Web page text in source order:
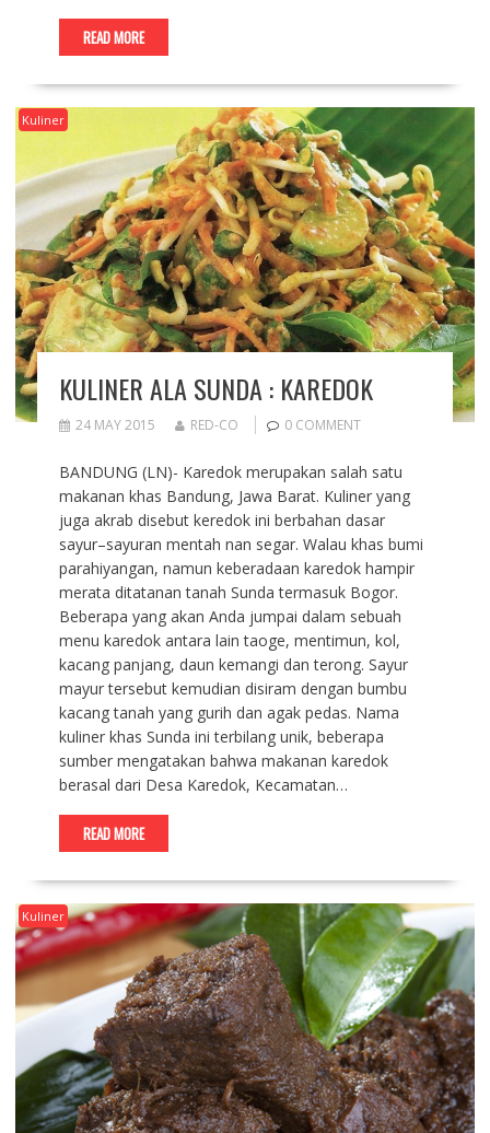
READ MORE
Kuliner
KULINER ALA SUNDA : KAREDOK
24 MAY 2015 RED-CO 0 COMMENT
BANDUNG (LN)- Karedok merupakan salah satu
makanan khas Bandung, Jawa Barat. Kuliner yang
juga akrab disebut keredok ini berbahan dasar
sayur–sayuran mentah nan segar. Walau khas bumi
parahiyangan, namun keberadaan karedok hampir
merata ditatanan tanah Sunda termasuk Bogor.
Beberapa yang akan Anda jumpai dalam sebuah
menu karedok antara lain taoge, mentimun, kol,
kacang panjang, daun kemangi dan terong. Sayur
mayur tersebut kemudian disiram dengan bumbu
kacang tanah yang gurih da­­­n agak pedas. Nama
kuliner khas Sunda ini terbilang unik, beberapa
sumber mengatakan bahwa makanan karedok
berasal dari Desa Karedok, Kecamatan…
READ MORE
Kuliner